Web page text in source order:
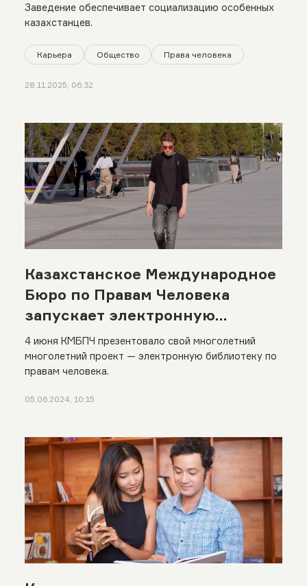
Заведение обеспечивает социализацию особенных
казахстанцев.
Карьера Общество Права человека
28.11.2025, 06:32
Казахстанское Международное
Бюро по Правам Человека
запускает электронную
библиотеку по правам человека
4 июня КМБПЧ презентовало свой многолетний
многолетний проект — электронную библиотеку по
правам человека.
05.06.2024, 10:15